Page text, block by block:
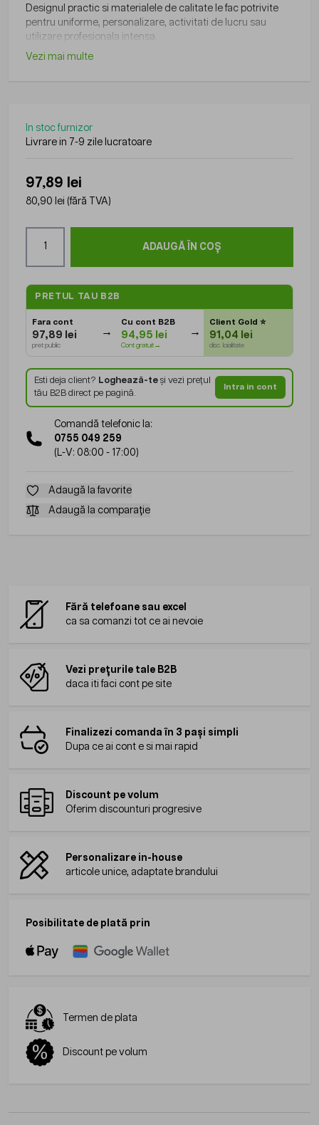
Designul practic si materialele de calitate le fac potrivite
pentru uniforme, personalizare, activitati de lucru sau
utilizare profesionala intensa.
Vezi mai multe
In stoc furnizor
Livrare in 7-9 zile lucratoare
97,89 lei
80,90 lei (fără TVA)
ADAUGĂ ÎN COȘ
PRETUL TAU B2B
Fara cont
97,89 lei
pret public
Cu cont B2B
94,95 lei
Cont gratuit→
Client Gold⭐
91,04 lei
disc. loialitate
Esti deja client? Loghează-teși vezi prețul
tău B2B direct pe pagină.
Intra in cont
Comandă telefonic la:
0755 049 259
(L-V: 08:00 - 17:00)
Adaugă la favorite
Adaugă la comparație
Fără telefoane sau excel
ca sa comanzi tot ce ai nevoie
Vezi prețurile tale B2B
daca iti faci cont pe site
Finalizezi comanda în 3 pași simpli
Dupa ce ai cont e si mai rapid
Discount pe volum
Oferim discounturi progresive
Personalizare in-house
articole unice, adaptate brandului
Posibilitate de plată prin
Termen de plata
Discount pe volum